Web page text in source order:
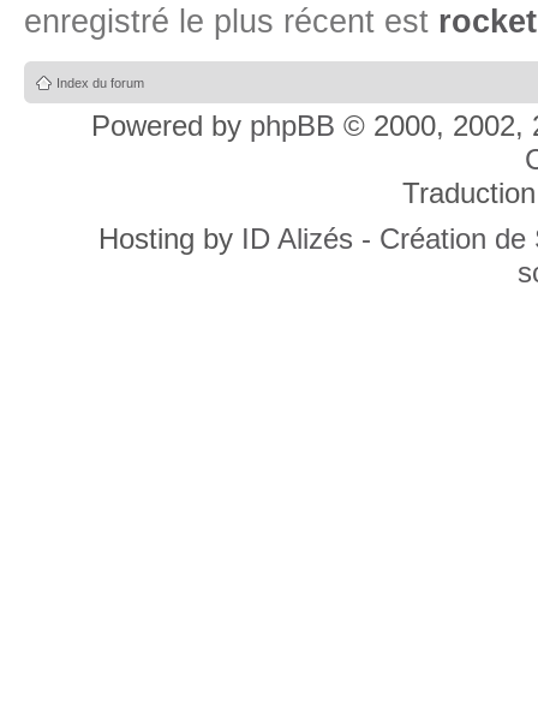
enregistré le plus récent est
Index du forum
Powered by phpBB © 2000, 2002,
Hosting by ID Alizés - Création